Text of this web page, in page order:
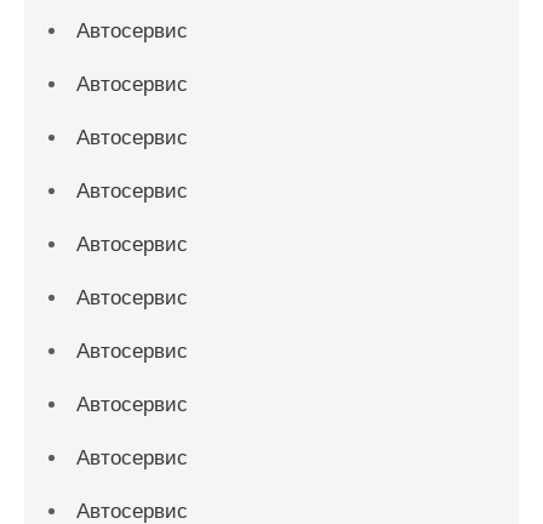
Автосервис
Автосервис
Автосервис
Автосервис
Автосервис
Автосервис
Автосервис
Автосервис
Автосервис
Автосервис